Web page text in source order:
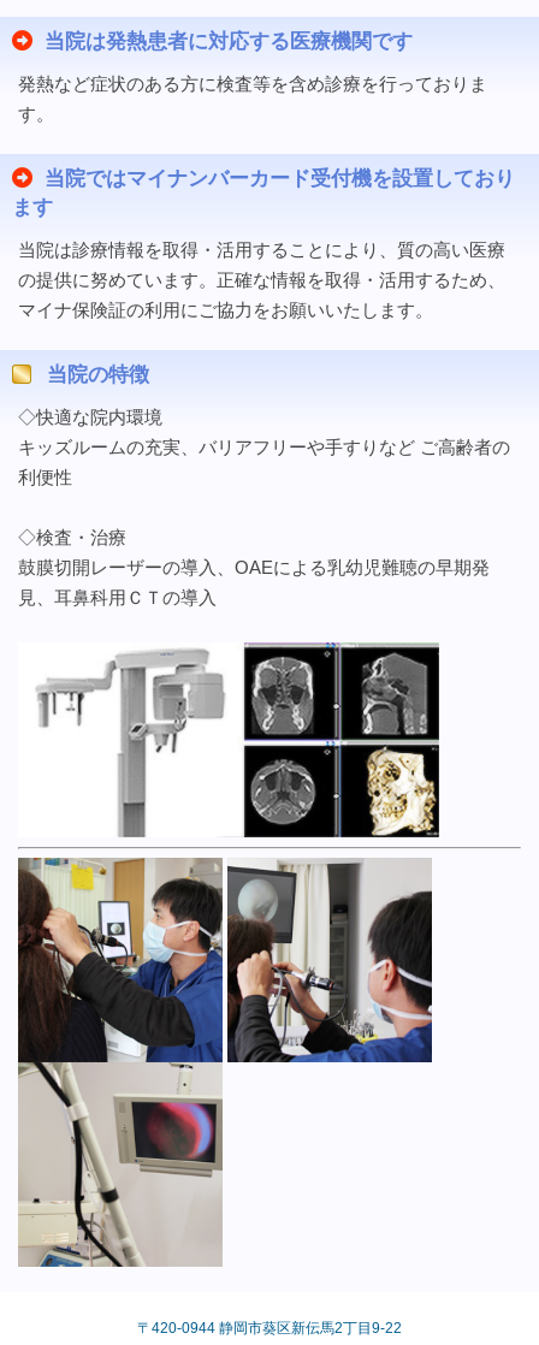
当院は発熱患者に対応する医療機関です
発熱など症状のある方に検査等を含め診療を行っておりま
す。
当院ではマイナンバーカード受付機を設置しており
ます
当院は診療情報を取得・活用することにより、質の高い医療
の提供に努めています。正確な情報を取得・活用するため、
マイナ保険証の利用にご協力をお願いいたします。
当院の特徴
◇快適な院内環境
キッズルームの充実、バリアフリーや手すりなど ご高齢者の
利便性
◇検査・治療
鼓膜切開レーザーの導入、OAEによる乳幼児難聴の早期発
見、耳鼻科用ＣＴの導入
〒420-0944 静岡市葵区新伝馬2丁目9-22